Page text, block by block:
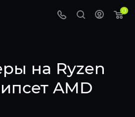
0
на Ryzen
AMD